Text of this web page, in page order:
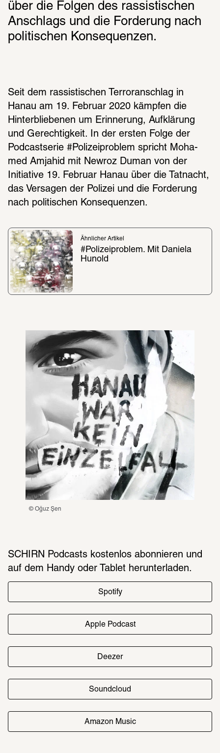
über die Folgen des rassistischen
Anschlags und die Forderung nach
politischen Konsequenzen.
Seit dem rassis­ti­schen Terror­an­schlag in
Hanau am 19. Februar 2020 kämp­fen die
Hinter­blie­be­nen um Erin­ne­rung, Aufklä­rung
und Gerech­tig­keit. In der ersten Folge der
Podcast­se­rie #Polizeiproblem spricht Moha­
med Amjahid mit Newroz Duman von der
Initia­tive 19. Februar Hanau über die Tatnacht,
das Versa­gen der Poli­zei und die Forde­rung
nach poli­ti­schen Konse­quen­zen.
Ähnlicher Artikel
#Polizeiproblem. Mit Daniela
Hunold
© Oğuz Şen
SCHIRN Podcasts kosten­los abon­nie­ren und
auf dem Handy oder Tablet herun­ter­la­den.
Spotify
Apple Podcast
Deezer
Soundcloud
Amazon Music